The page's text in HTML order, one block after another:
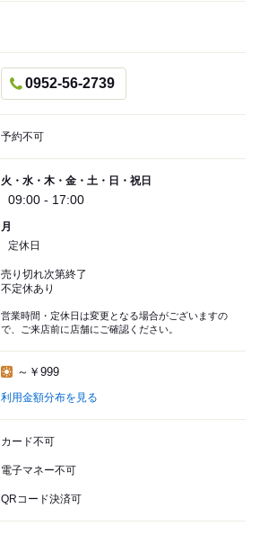
0952-56-2739
予約不可
火・水・木・金・土・日・祝日
09:00 - 17:00
月
定休日
売り切れ次第終了
不定休あり
営業時間・定休日は変更となる場合がございますの
で、ご来店前に店舗にご確認ください。
～￥999
利用金額分布を見る
カード不可
電子マネー不可
QRコード決済可